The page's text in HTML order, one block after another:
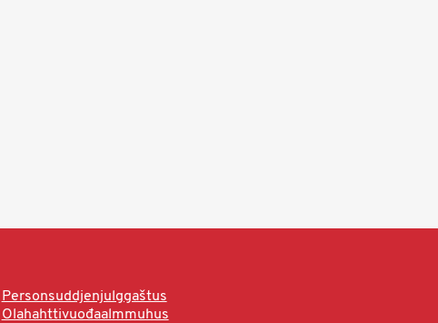
Personsuddjenjulggaštus
Olahahttivuođaalmmuhus